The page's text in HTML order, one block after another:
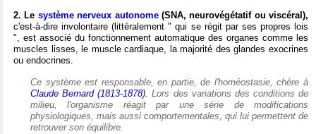
2. Le système nerveux autonome(SNA, neurovégétatif ou viscéral),
c'est-à-dire involontaire (littéralement " qui se régit par ses propres lois
", est associé du fonctionnement automatique des organes comme les
muscles lisses, le muscle cardiaque, la majorité des glandes exocrines
ou endocrines.
Ce système est responsable, en partie, de l'homéostasie, chère à
Claude Bernard (1813-1878). Lors des variations des conditions de
milieu, l'organisme réagit par une série de modifications
physiologiques, mais aussi comportementales, qui lui permettent de
retrouver son équilibre.